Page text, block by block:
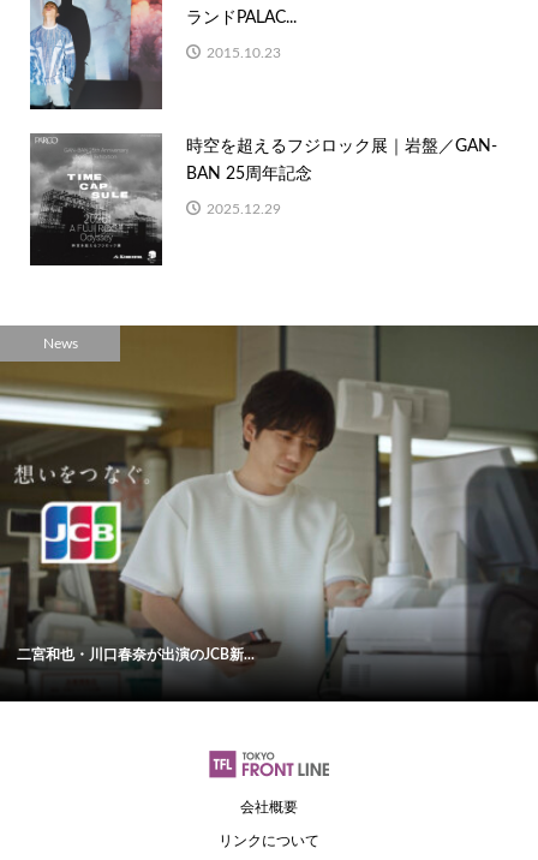
ランドPALAC...
2015.10.23
時空を超えるフジロック展｜岩盤／GAN-
BAN 25周年記念
2025.12.29
News
二宮和也・川口春奈が出演のJCB新...
会社概要
リンクについて